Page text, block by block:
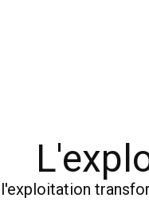
l'exploitation